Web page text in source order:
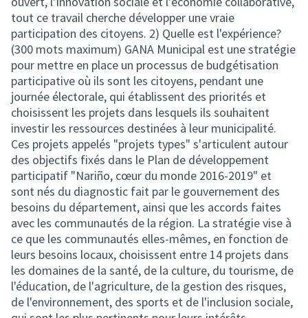
tout ce travail cherche développer une vraie
participation des citoyens. 2) Quelle est l'expérience?
(300 mots maximum) GANA Municipal est une stratégie
pour mettre en place un processus de budgétisation
participative où ils sont les citoyens, pendant une
journée électorale, qui établissent des priorités et
choisissent les projets dans lesquels ils souhaitent
investir les ressources destinées à leur municipalité.
Ces projets appelés "projets types" s'articulent autour
des objectifs fixés dans le Plan de développement
participatif "Nariño, cœur du monde 2016-2019" et
sont nés du diagnostic fait par le gouvernement des
besoins du département, ainsi que les accords faites
avec les communautés de la région. La stratégie vise à
ce que les communautés elles-mêmes, en fonction de
leurs besoins locaux, choisissent entre 14 projets dans
les domaines de la santé, de la culture, du tourisme, de
l'éducation, de l'agriculture, de la gestion des risques,
de l'environnement, des sports et de l'inclusion sociale,